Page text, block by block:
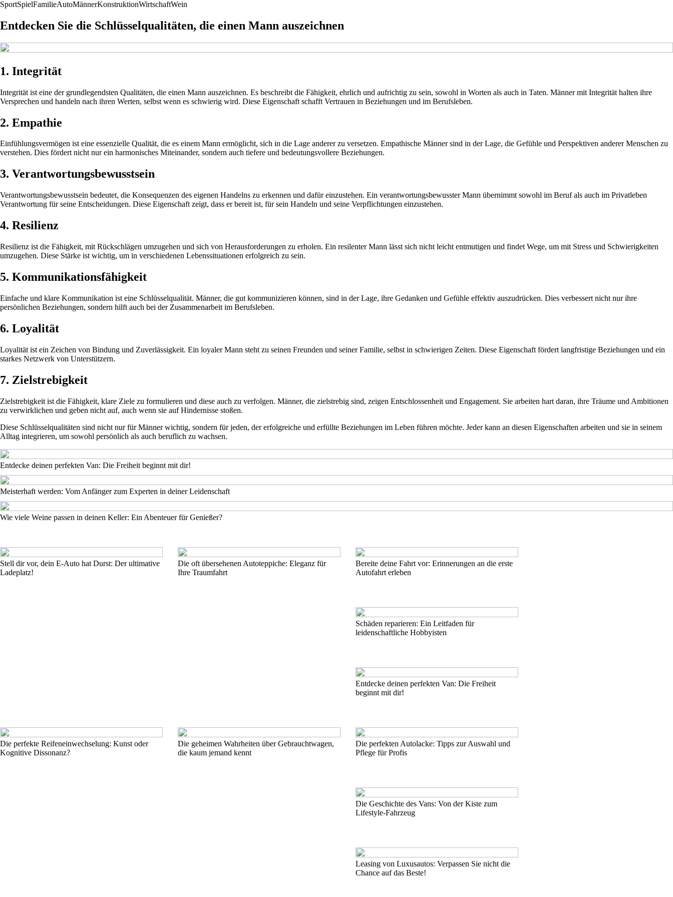
SportSpielFamilieAutoMännerKonstruktionWirtschaftWein
Entdecken Sie die Schlüsselqualitäten, die einen Mann auszeichnen
1. Integrität
Integrität ist eine der grundlegendsten Qualitäten, die einen Mann auszeichnen. Es beschreibt die Fähigkeit, ehrlich und aufrichtig zu sein, sowohl in Worten als auch in Taten. Männer mit Integrität halten ihre
Versprechen und handeln nach ihren Werten, selbst wenn es schwierig wird. Diese Eigenschaft schafft Vertrauen in Beziehungen und im Berufsleben.
2. Empathie
Einfühlungsvermögen ist eine essenzielle Qualität, die es einem Mann ermöglicht, sich in die Lage anderer zu versetzen. Empathische Männer sind in der Lage, die Gefühle und Perspektiven anderer Menschen zu
verstehen. Dies fördert nicht nur ein harmonisches Miteinander, sondern auch tiefere und bedeutungsvollere Beziehungen.
3. Verantwortungsbewusstsein
Verantwortungsbewusstsein bedeutet, die Konsequenzen des eigenen Handelns zu erkennen und dafür einzustehen. Ein verantwortungsbewusster Mann übernimmt sowohl im Beruf als auch im Privatleben
Verantwortung für seine Entscheidungen. Diese Eigenschaft zeigt, dass er bereit ist, für sein Handeln und seine Verpflichtungen einzustehen.
4. Resilienz
Resilienz ist die Fähigkeit, mit Rückschlägen umzugehen und sich von Herausforderungen zu erholen. Ein resilenter Mann lässt sich nicht leicht entmutigen und findet Wege, um mit Stress und Schwierigkeiten
umzugehen. Diese Stärke ist wichtig, um in verschiedenen Lebenssituationen erfolgreich zu sein.
5. Kommunikationsfähigkeit
Einfache und klare Kommunikation ist eine Schlüsselqualität. Männer, die gut kommunizieren können, sind in der Lage, ihre Gedanken und Gefühle effektiv auszudrücken. Dies verbessert nicht nur ihre
persönlichen Beziehungen, sondern hilft auch bei der Zusammenarbeit im Berufsleben.
6. Loyalität
Loyalität ist ein Zeichen von Bindung und Zuverlässigkeit. Ein loyaler Mann steht zu seinen Freunden und seiner Familie, selbst in schwierigen Zeiten. Diese Eigenschaft fördert langfristige Beziehungen und ein
starkes Netzwerk von Unterstützern.
7. Zielstrebigkeit
Zielstrebigkeit ist die Fähigkeit, klare Ziele zu formulieren und diese auch zu verfolgen. Männer, die zielstrebig sind, zeigen Entschlossenheit und Engagement. Sie arbeiten hart daran, ihre Träume und Ambitionen
zu verwirklichen und geben nicht auf, auch wenn sie auf Hindernisse stoßen.
Diese Schlüsselqualitäten sind nicht nur für Männer wichtig, sondern für jeden, der erfolgreiche und erfüllte Beziehungen im Leben führen möchte. Jeder kann an diesen Eigenschaften arbeiten und sie in seinem
Alltag integrieren, um sowohl persönlich als auch beruflich zu wachsen.
Entdecke deinen perfekten Van: Die Freiheit beginnt mit dir!
Meisterhaft werden: Vom Anfänger zum Experten in deiner Leidenschaft
Wie viele Weine passen in deinen Keller: Ein Abenteuer für Genießer?
Stell dir vor, dein E-Auto hat Durst: Der ultimative
Ladeplatz!
Die oft übersehenen Autoteppiche: Eleganz für
Ihre Traumfahrt
Bereite deine Fahrt vor: Erinnerungen an die erste
Autofahrt erleben
Schäden reparieren: Ein Leitfaden für
leidenschaftliche Hobbyisten
Entdecke deinen perfekten Van: Die Freiheit
beginnt mit dir!
Die perfekte Reifeneinwechselung: Kunst oder
Kognitive Dissonanz?
Die geheimen Wahrheiten über Gebrauchtwagen,
die kaum jemand kennt
Die perfekten Autolacke: Tipps zur Auswahl und
Pflege für Profis
Die Geschichte des Vans: Von der Kiste zum
Lifestyle-Fahrzeug
Leasing von Luxusautos: Verpassen Sie nicht die
Chance auf das Beste!